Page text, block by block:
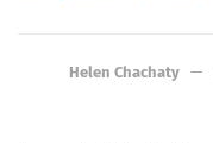
Helen Chachaty